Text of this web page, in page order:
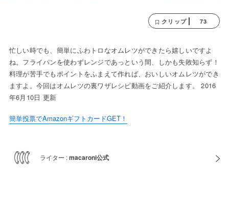
クリップ 73
忙しい時でも、簡単にふわトロなオムレツができたら嬉しいですよ
ね。フライパンを使わずレンジであっという間、しかも失敗知らず！
料理が苦手でもポイントをふまえて作れば、おいしいオムレツができ
ますよ。今回はオムレツの裏ワザレシピ動画をご紹介します。 2016
年6月10日 更新
簡単投票でAmazonギフトカードGET！
ライター :macaroni公式